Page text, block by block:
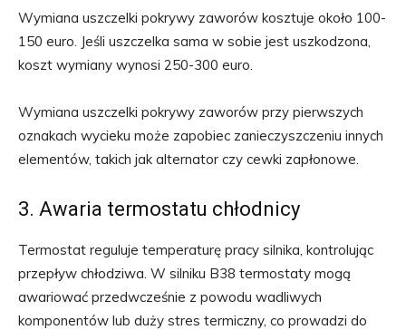
Wymiana uszczelki pokrywy zaworów kosztuje około 100-
150 euro. Jeśli uszczelka sama w sobie jest uszkodzona,
koszt wymiany wynosi 250-300 euro.
Wymiana uszczelki pokrywy zaworów przy pierwszych
oznakach wycieku może zapobiec zanieczyszczeniu innych
elementów, takich jak alternator czy cewki zapłonowe.
3. Awaria termostatu chłodnicy
Termostat reguluje temperaturę pracy silnika, kontrolując
przepływ chłodziwa. W silniku B38 termostaty mogą
awariować przedwcześnie z powodu wadliwych
komponentów lub duży stres termiczny, co prowadzi do